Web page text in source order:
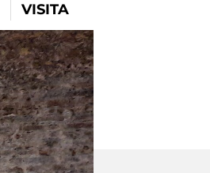
VISITA